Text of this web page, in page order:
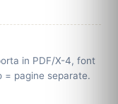
in PDF/X-4, font
pagine separate.